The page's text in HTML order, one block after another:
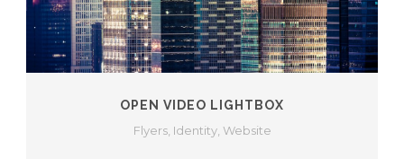
OPEN VIDEO LIGHTBOX
Flyers, Identity, Website